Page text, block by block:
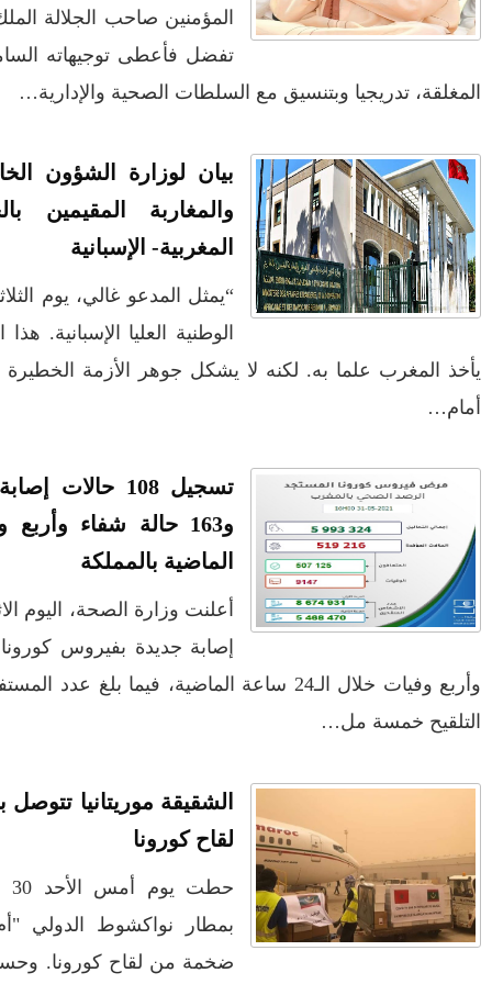
أعزه الله،
الإفريقي
الأزمة
أمام المحكمة
المثول
بفيروس كورونا
و163 حالة شفاء وأربع وفيات خلال الـ24 ساعة
أعلنت وزارة الصحة، اليوم الاثنين، عن تسجيل 108 حالات
من الجرعة الثانية من
ماي الجاري طائرة مغربية
بشحنة مغربية
استعادة الكهرباء عقب
انقطاعه في شبه
الجزيرة الإيبيرية
(فيديو)
ويهاجم حماس بألفاظ
قاسية على الهواء
صفرو.. بين واقع البنية
التحتية المهترئة
والحملات الانتخابية
المبكرة(فيديو)
مول الحوت
واحتجاجات الأسواق
الأسبوعية/الاحتقان
الصامت والتراشق
بـ"الصناديق"/أخنوش
يرد بالصمت المريب
الطفلة يسرى
والمتطوعون في
والي جهة فاس مكناس
معاذ الجامعي ينهي
وفيديو
الأكثر قراءة
حمار أذكى من بعض البشر
صيف ساخن.. الهجرة العلنية تدق أبواب
أزمة إقليمية تهدد المغرب وأوروبا
من يعبث بعقول المغاربة في ملف
المحروقات؟
تهنئة بمناسبة ترقية الكولونيل ماجور عبد
المجيد الملكوني إلى رتبة جنرال
في عز الأزمة الإنسانية رئيس حكومتنا يطير